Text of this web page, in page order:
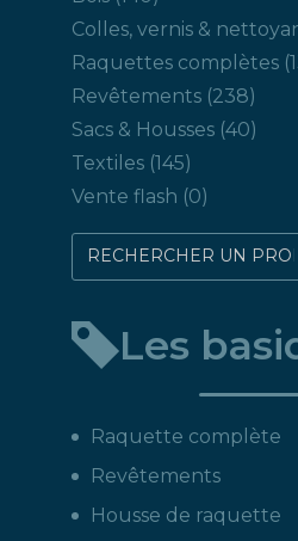
produits
Colles, vernis &
Raquettes complètes
Revêtements 238238
Sacs & Housses 4040
Textiles 145145
produits
Vente flash 00
:
Les
Raquette complète
Revêtements
Housse de raquette